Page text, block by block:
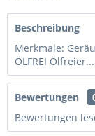
Beschreibung
Merkmale:
ÖLFREI Ölfreier...
Bewertungen
Bewertungen